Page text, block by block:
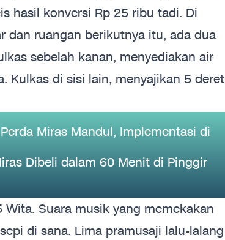
hasil konversi Rp 25 ribu tadi. Di
dan ruangan berikutnya itu, ada dua
sebelah kanan, menyediakan air
Kulkas di sisi lain, menyajikan 5 deret
Miras Mandul, Implementasi di
Dibeli dalam 60 Menit di Pinggir
Suara musik yang memekakan
di sana. Lima pramusaji lalu-lalang